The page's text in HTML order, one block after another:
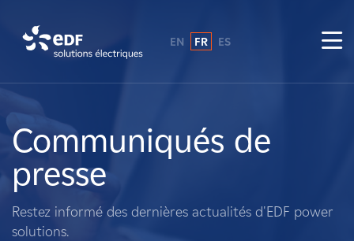
A propos de nous
Ce que nous faisons
Propriétaires fonciers
EN FR ES
Communiqués de
presse
Restez informé des dernières actualités d'EDF power
solutions.